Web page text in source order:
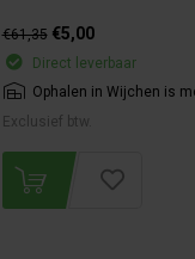
€61,35 €5,00
Direct leverbaar
Ophalen in Wijchen is
Exclusief btw.